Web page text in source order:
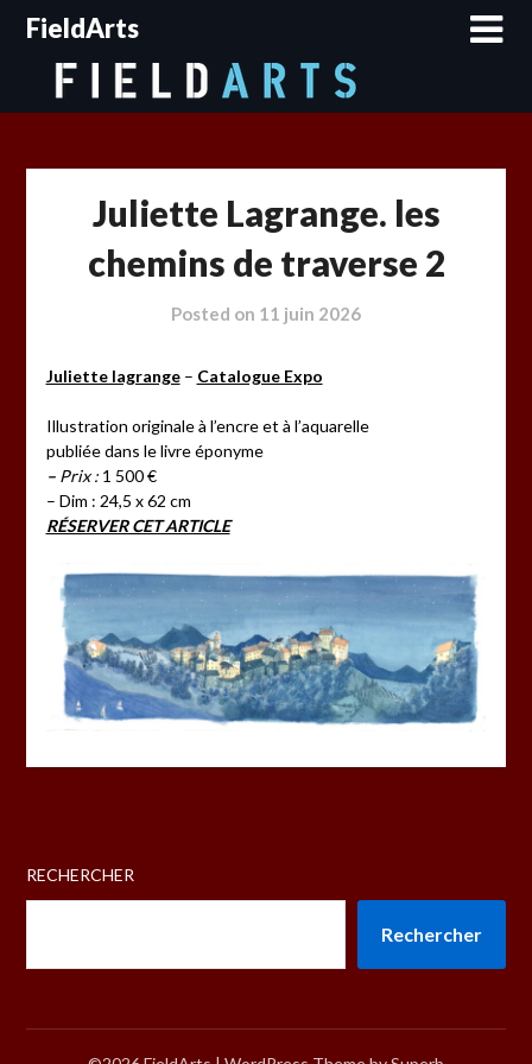
SkipFieldArts
Juliette Lagrange. les
chemins de traverse 2
Posted on 11 juin 2026
Juliette lagrange– Catalogue Expo
Illustration originale à l’encre et à l’aquarelle
publiée dans le livre éponyme
– Prix :1 500 €
– Dim : 24,5 x 62 cm
RÉSERVER CET ARTICLE
RECHERCHER
Rechercher